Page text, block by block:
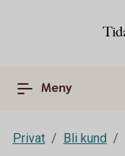
Meny
Privat Bli kund